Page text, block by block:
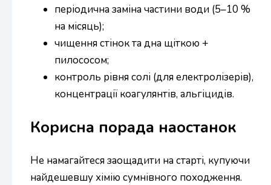
періодична заміна частини води (5–10 %
на місяць);
чищення стінок та дна щіткою +
пилососом;
контроль рівня солі (для електролізерів),
концентрації коагулянтів, альгіцидів.
Корисна порада наостанок
Не намагайтеся заощадити на старті, купуючи
найдешевшу хімію сумнівного походження.